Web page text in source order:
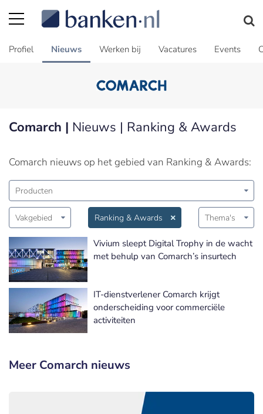
Profiel Nieuws Werken bij Vacatures Events
Comarch | Nieuws | Ranking & Awards
Comarch nieuws op het gebied van Ranking & Awards:
Producten
Vakgebied Ranking & Awards Thema's
Vivium sleept Digital Trophy in de wacht
met behulp van Comarch’s insurtech
IT-dienstverlener Comarch krijgt
onderscheiding voor commerciële
activiteiten
Meer Comarch nieuws